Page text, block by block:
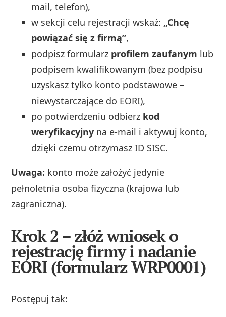
mail, telefon),
w sekcji celu rejestracji wskaż: „Chcę
powiązać się z firmą”,
podpisz formularz profilem zaufanym lub
podpisem kwalifikowanym (bez podpisu
uzyskasz tylko konto podstawowe –
niewystarczające do EORI),
po potwierdzeniu odbierz kod
weryfikacyjny na e-mail i aktywuj konto,
dzięki czemu otrzymasz ID SISC.
Uwaga: konto może założyć jedynie
pełnoletnia osoba fizyczna (krajowa lub
zagraniczna).
Krok 2 – złóż wniosek o
rejestrację firmy i nadanie
EORI (formularz WRP0001)
Postępuj tak: